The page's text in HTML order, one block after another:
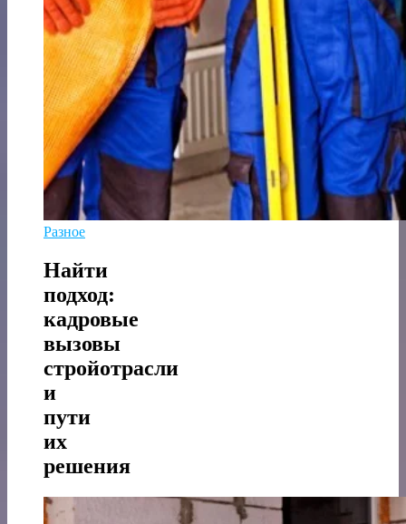
Разное
Найти
подход:
кадровые
вызовы
стройотрасли
и
пути
их
решения